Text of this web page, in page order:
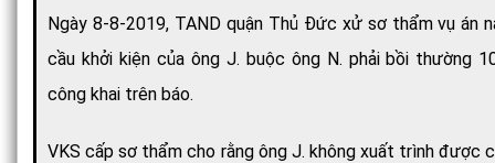
Ngày 8-8-2019, TAND quận Thủ Đức xử sơ thẩm vụ án
cầu khởi kiện của ông J. buộc ông N. phải bồi thường
công khai trên báo.
VKS cấp sơ thẩm cho rằng ông J. không xuất trình được